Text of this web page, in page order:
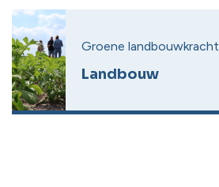
Groene landbouwkracht
Landbouw